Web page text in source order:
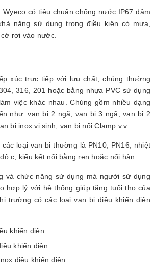
có tiêu chuẩn chống nước IP67 đảm
năng sử dụng trong điều kiện có mưa,
rơi vào nước.
xúc trực tiếp với lưu chất, chúng thường
316, 201 hoặc bằng nhựa PVC sử dụng
việc khác nhau. Chúng gồm nhiều dạng
như: van bi 2 ngã, van bi 3 ngã, van bi 2
bi inox vi sinh, van bi nối Clamp.v.v.
loại van bi thường là PN10, PN16, nhiệt
c, kiểu kết nối bằng ren hoặc nối hàn.
và chức năng sử dụng mà người sử dụng
hợp lý với hệ thống giúp tăng tuổi thọ của
trường có các loại van bi điều khiển điện
khiển điện
khiển điện
điều khiển điện